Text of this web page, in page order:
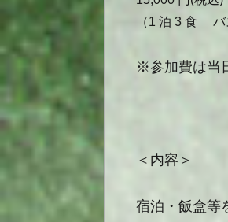
（1 泊 3 食 バ
※参加費は当
＜内容＞
宿泊・飯盒等